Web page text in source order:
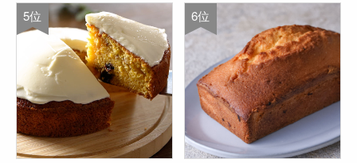
5位 6位